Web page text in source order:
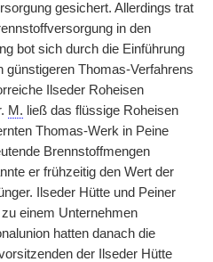
gesichert. Allerdings trat
in den
bot sich durch die Einführung
Thomas-Verfahrens
Ilseder Roheisen
M. ließ das flüssige Roheisen
Thomas-Werk in Peine
Brennstoffmengen
er frühzeitig den Wert der
Ilseder Hütte und Peiner
einem Unternehmen
hatten danach die
der Ilseder Hütte